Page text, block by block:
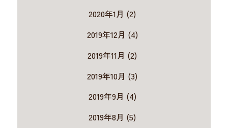
2020年1月 (2)
2019年12月 (4)
2019年11月 (2)
2019年10月 (3)
2019年9月 (4)
2019年8月 (5)